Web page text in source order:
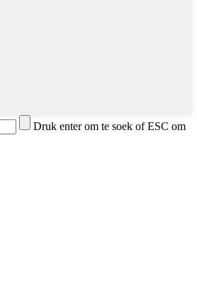
Druk enter om te soek of ESC om